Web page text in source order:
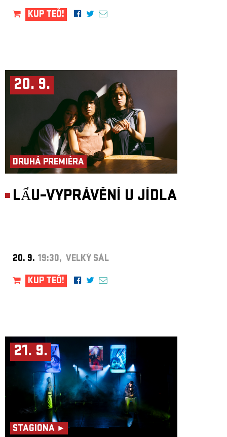
KUP TEĎ!
20. 9.
DRUHÁ PREMIÉRA
LẨU–VYPRÁVĚNÍ U JÍDLA
20. 9. 19:30, VELKÝ SÁL
KUP TEĎ!
21. 9.
STAGIONA ►